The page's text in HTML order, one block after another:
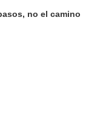
no el camino